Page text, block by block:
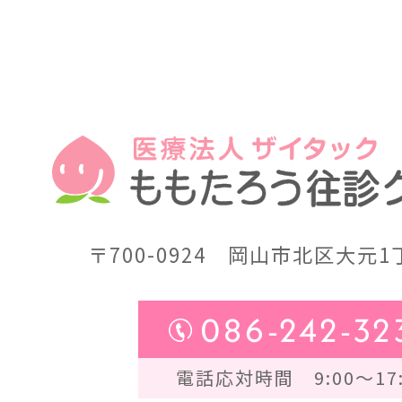
〒700-0924 岡山市北区大元1
086-242-
電話応対時間 9:00～